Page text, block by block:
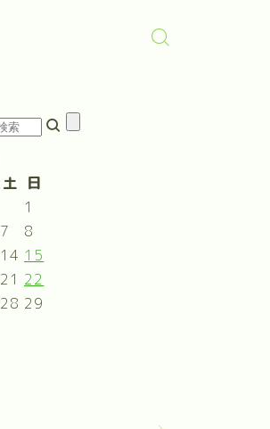
土 日
1
7
8
14 15
21 22
28 29